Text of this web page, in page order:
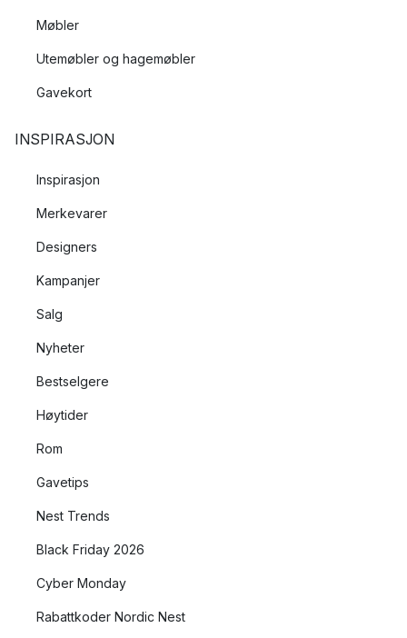
Møbler
Utemøbler og hagemøbler
Gavekort
INSPIRASJON
Inspirasjon
Merkevarer
Designers
Kampanjer
Salg
Nyheter
Bestselgere
Høytider
Rom
Gavetips
Nest Trends
Black Friday 2026
Cyber Monday
Rabattkoder Nordic Nest